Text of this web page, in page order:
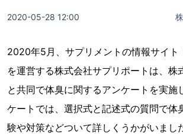
2020-05-28 12:00
2020年5月、サプリメントの情報サイト
を運営する株式会社サプリポートは、株
と共同で体臭に関するアンケートを実施
ケートでは、選択式と記述式の質問で体
験や対策などついて詳しくうかがいまし